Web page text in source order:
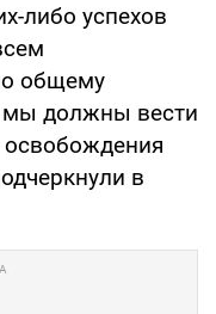
либо успехов
общему
должны вести
освобождения
в